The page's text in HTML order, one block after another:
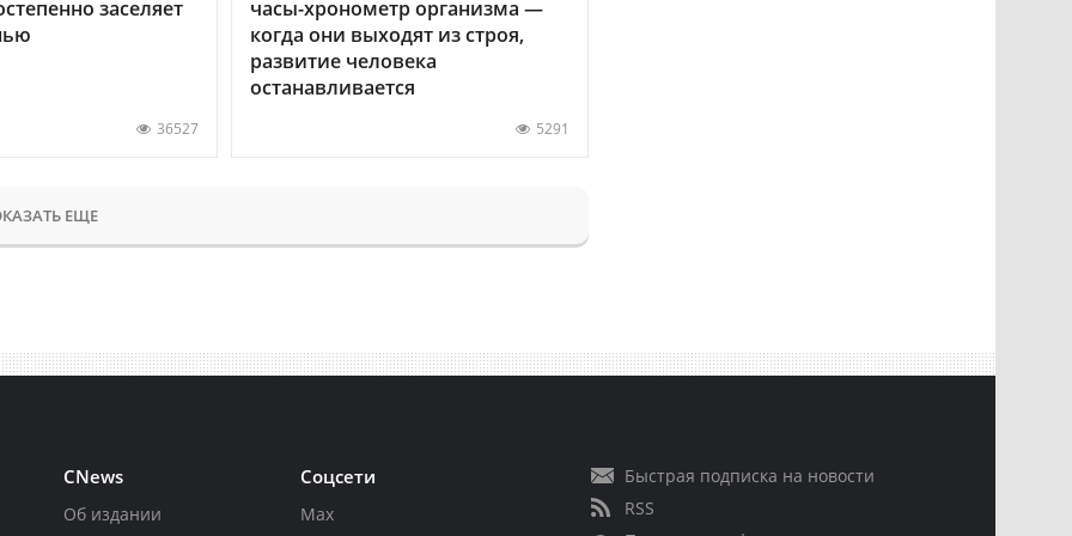
заселяет
36527
часы-хронометр организма —
когда они выходят из строя,
развитие человека
останавливается
5291
ЕЩЕ
CNews
Об издании
Соцсети
Max
Быстрая подписка на новости
RSS